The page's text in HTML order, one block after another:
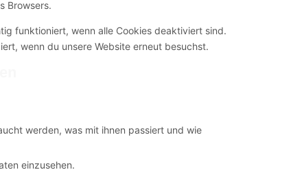
Browsers.
funktioniert, wenn alle Cookies deaktiviert sind.
wenn du unsere Website erneut besuchst.
werden, was mit ihnen passiert und wie
einzusehen.